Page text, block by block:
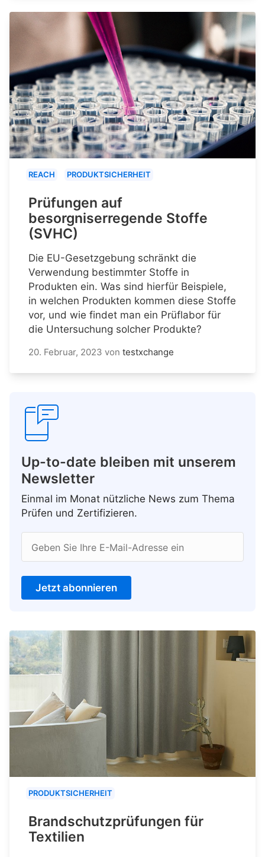
REACH PRODUKTSICHERHEIT
Prüfungen auf
besorgniserregende Stoffe
(SVHC)
Die EU-Gesetzgebung schränkt die
Verwendung bestimmter Stoffe in
Produkten ein. Was sind hierfür Beispiele,
in welchen Produkten kommen diese Stoffe
vor, und wie findet man ein Prüflabor für
die Untersuchung solcher Produkte?
20. Februar, 2023 von testxchange
Up-to-date bleiben mit unserem
Newsletter
Einmal im Monat nützliche News zum Thema
Prüfen und Zertifizieren.
Geben Sie Ihre E-Mail-Adresse ein
Jetzt abonnieren
PRODUKTSICHERHEIT
Brandschutzprüfungen für
Textilien